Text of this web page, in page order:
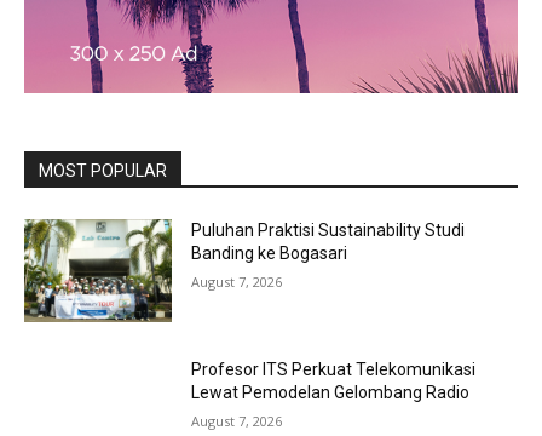
MOST POPULAR
Puluhan Praktisi Sustainability Studi
Banding ke Bogasari
August 7, 2026
Profesor ITS Perkuat Telekomunikasi
Lewat Pemodelan Gelombang Radio
August 7, 2026